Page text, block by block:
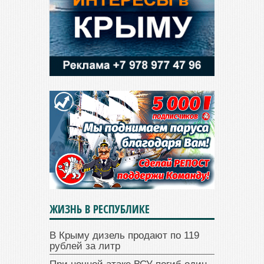
ЖИЗНЬ В РЕСПУБЛИКЕ
В Крыму дизель продают по 119
рублей за литр